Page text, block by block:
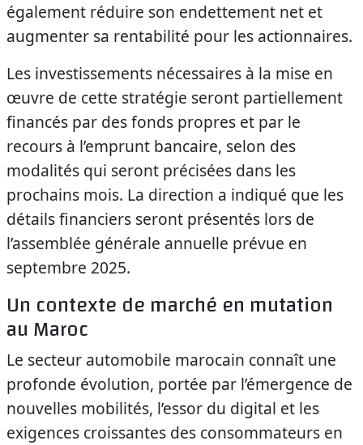
également réduire son endettement net et
augmenter sa rentabilité pour les actionnaires.
Les investissements nécessaires à la mise en
œuvre de cette stratégie seront partiellement
financés par des fonds propres et par le
recours à l’emprunt bancaire, selon des
modalités qui seront précisées dans les
prochains mois. La direction a indiqué que les
détails financiers seront présentés lors de
l’assemblée générale annuelle prévue en
septembre 2025.
Un contexte de marché en mutation
au Maroc
Le secteur automobile marocain connaît une
profonde évolution, portée par l’émergence de
nouvelles mobilités, l’essor du digital et les
exigences croissantes des consommateurs en